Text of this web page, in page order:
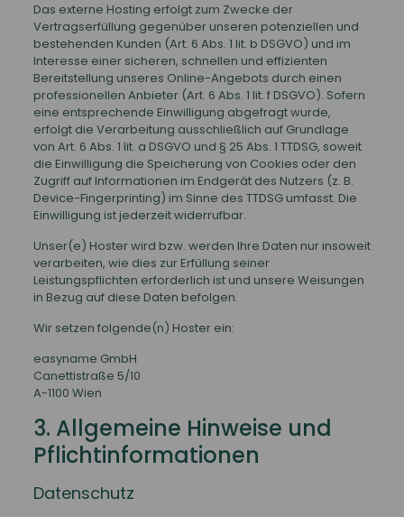
Das externe Hosting erfolgt zum Zwecke der
Vertragserfüllung gegenüber unseren potenziellen und
bestehenden Kunden (Art. 6 Abs. 1 lit. b DSGVO) und im
Interesse einer sicheren, schnellen und effizienten
Bereitstellung unseres Online-Angebots durch einen
professionellen Anbieter (Art. 6 Abs. 1 lit. f DSGVO). Sofern
eine entsprechende Einwilligung abgefragt wurde,
erfolgt die Verarbeitung ausschließlich auf Grundlage
von Art. 6 Abs. 1 lit. a DSGVO und § 25 Abs. 1 TTDSG, soweit
die Einwilligung die Speicherung von Cookies oder den
Zugriff auf Informationen im Endgerät des Nutzers (z. B.
Device-Fingerprinting) im Sinne des TTDSG umfasst. Die
Einwilligung ist jederzeit widerrufbar.
Unser(e) Hoster wird bzw. werden Ihre Daten nur insoweit
verarbeiten, wie dies zur Erfüllung seiner
Leistungspflichten erforderlich ist und unsere Weisungen
in Bezug auf diese Daten befolgen.
Wir setzen folgende(n) Hoster ein:
easyname GmbH
Canettistraße 5/10
A-1100 Wien
3. Allgemeine Hinweise und
Pflicht­informationen
Datenschutz